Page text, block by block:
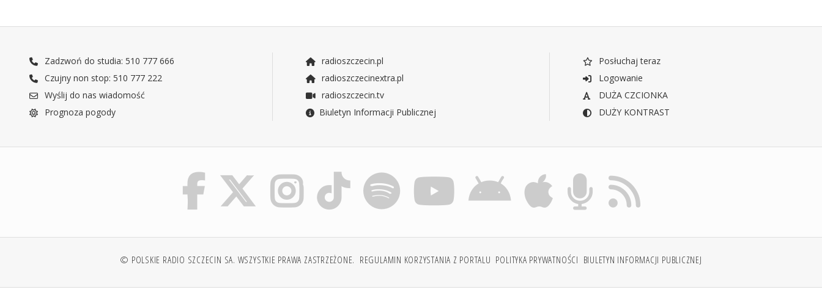
Zadzwoń do studia: 510 777 666
Czujny non stop: 510 777 222
Wyślij do nas wiadomość
Prognoza pogody
radioszczecin.pl
radioszczecinextra.pl
radioszczecin.tv
Biuletyn Informacji Publicznej
Posłuchaj teraz
Logowanie
DUŻA CZCIONKA
DUŻY KONTRAST
© POLSKIE RADIO SZCZECIN SA. WSZYSTKIE PRAWA ZASTRZEŻONE. REGULAMIN KORZYSTANIA Z PORTALU POLITYKA PRYWATNOŚCI BIULETYN INFORMACJI PUBLICZNEJ